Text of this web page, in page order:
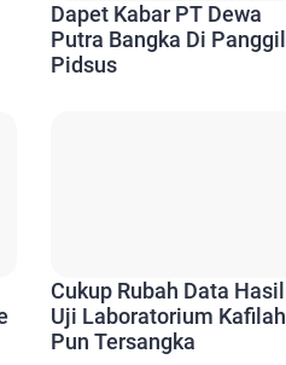
Dapet Kabar PT Dewa
Putra Bangka Di Panggil
Pidsus
Cukup Rubah Data Hasil
Uji Laboratorium Kafilah
Pun Tersangka